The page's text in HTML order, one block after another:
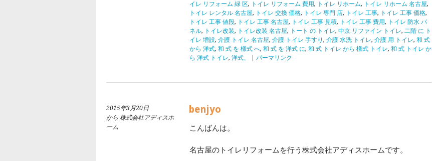
イレ リフォーム 緑 区, トイレ リフォーム 費用, トイレ リホーム, トイレ リホーム 名古屋,
トイレ レンタル 名古屋, トイレ 交換 価格, トイレ 専門 店, トイレ 工事, トイレ 工事 価格,
トイレ 工事 値段, トイレ 工事 名古屋, トイレ 工事 見積, トイレ 工事 費用, トイレ 防水 パ
ネル, トイレ改装, トイレ改装 名古屋, トート の トイレ, 中京 リファイン トイレ, 二階 に ト
イレ 増設, 介護 トイレ 名古屋, 介護 トイレ 手すり , 介護 水洗 トイレ, 介護 用 トイレ, 和 式
から 洋式, 和 式 を 様式 へ, 和 式 を 洋式 に, 和 式 トイレ から 様式 トイレ, 和 式 トイレ か
ら 洋式 トイレ, 洋式、 パーマリンク
2015年3月20日
から 株式会社アディスホ
ーム
benjyo
こんばんは。
名古屋のトイレリフォームを行う株式会社アディスホームです。